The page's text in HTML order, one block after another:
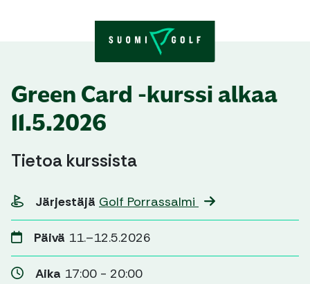
Green Card -kurssi alkaa
11.5.2026
Tietoa kurssista
Järjestäjä Golf Porrassalmi
Päivä 11.–12.5.2026
Aika 17:00 - 20:00